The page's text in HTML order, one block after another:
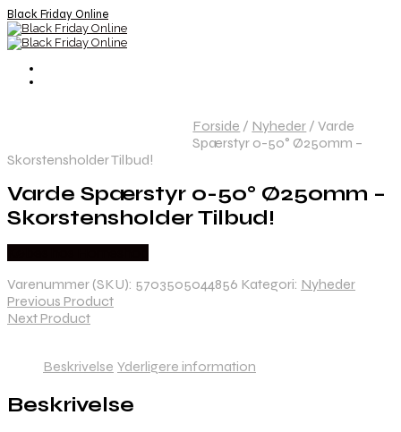
Black Friday Online
Forside / Nyheder / Varde
Spærstyr 0-50° Ø250mm –
Skorstensholder Tilbud!
Varde Spærstyr 0-50° Ø250mm –
Skorstensholder Tilbud!
Varenummer (SKU): 5703505044856 Kategori: Nyheder
Previous Product
Next Product
Beskrivelse Yderligere information
Beskrivelse